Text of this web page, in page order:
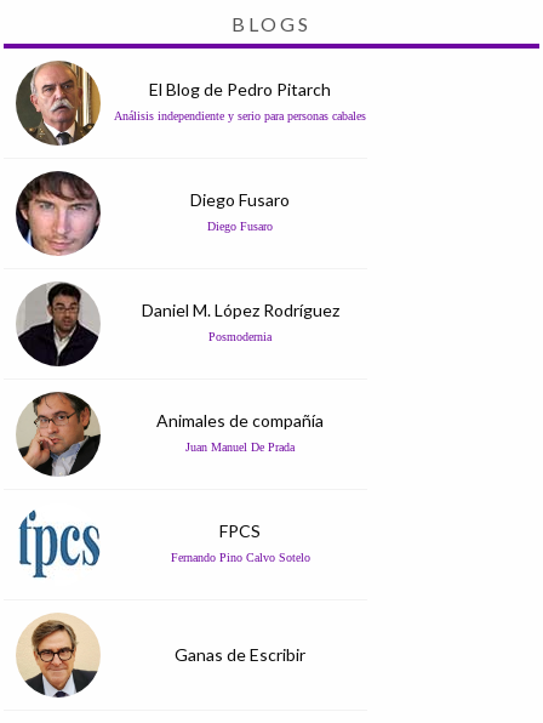
BLOGS
El Blog de Pedro Pitarch
Análisis independiente y serio para personas cabales
Diego Fusaro
Diego Fusaro
Daniel M. López Rodríguez
Posmodernia
Animales de compañía
Juan Manuel De Prada
FPCS
Fernando Pino Calvo Sotelo
Ganas de Escribir